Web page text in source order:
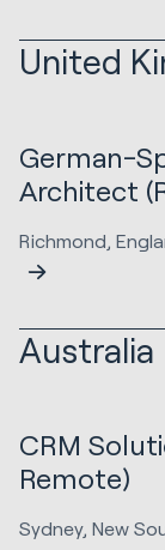
United
German-
Architect
Richmond,
Australia
CRM
Remote)
Sydney, New